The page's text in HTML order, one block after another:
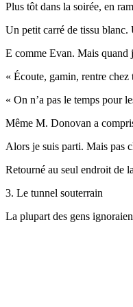
Plus tôt dans la soirée, en
Un petit carré de tissu
E comme Evan. Mais quand
« Écoute, gamin, rentre chez
« On n’a pas le temps pour
Même M. Donovan a
Alors je suis parti. Mais pas
Retourné au seul endroit de
3. Le tunnel souterrain
La plupart des gens